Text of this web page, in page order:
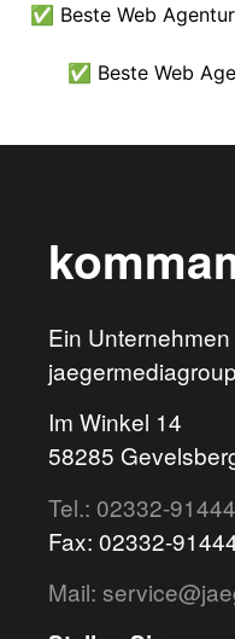
✅ Beste Web
✅ Beste Web
Ein
Im Winkel 14
58285
Tel.: 02332-
Fax: 02332-
Mail: